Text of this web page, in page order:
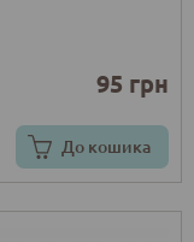
95 грн
До кошика